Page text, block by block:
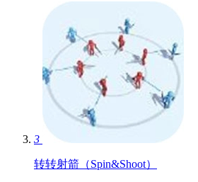
3
转转射箭（Spin&Shoot）